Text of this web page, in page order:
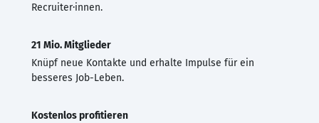
Recruiter·innen.
21 Mio. Mitglieder
Knüpf neue Kontakte und erhalte Impulse für ein
besseres Job-Leben.
Kostenlos profitieren